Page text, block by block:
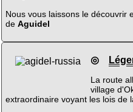
Nous vous laissons le découvrir
de Aguidel
◎
La route
village
extraordinaire voyant les lois de